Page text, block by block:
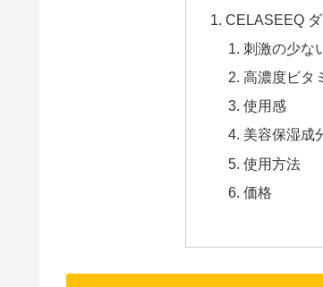
CELASEEQ
刺激の少な
高濃度ビタ
使用感
美容保湿成
使用方法
価格